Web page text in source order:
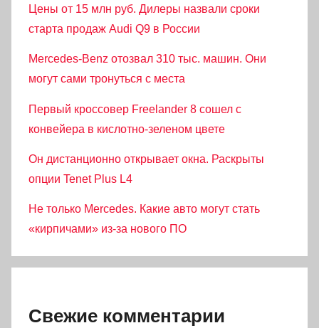
Цены от 15 млн руб. Дилеры назвали сроки
старта продаж Audi Q9 в России
Mercedes-Benz отозвал 310 тыс. машин. Они
могут сами тронуться с места
Первый кроссовер Freelander 8 сошел с
конвейера в кислотно-зеленом цвете
Он дистанционно открывает окна. Раскрыты
опции Tenet Plus L4
Не только Mercedes. Какие авто могут стать
«кирпичами» из-за нового ПО
Свежие комментарии